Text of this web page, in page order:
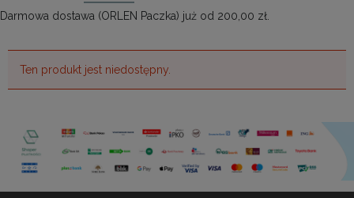
Darmowa dostawa (ORLEN Paczka) już od 200,00 zł.
Ten produkt jest niedostępny.